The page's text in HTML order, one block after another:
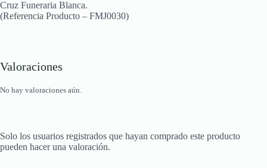
Cruz Funeraria Blanca.
(Referencia Producto – FMJ0030)
Valoraciones
No hay valoraciones aún.
Solo los usuarios registrados que hayan comprado este producto
pueden hacer una valoración.